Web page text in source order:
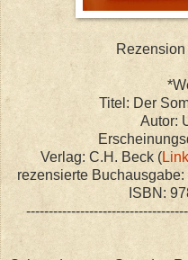
Titel: Der
Autor:
Verlag: C.H. Beck (
rezensierte
ISBN: